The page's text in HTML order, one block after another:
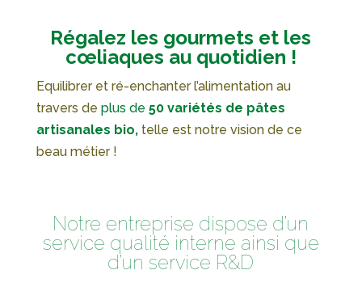
Régalez les gourmets et les
cœliaques au quotidien !
Equilibrer et ré-enchanter l’alimentation au
travers de plus de 50 variétés de pâtes
artisanales bio,telle est notre vision de ce
beau métier !
Notre entreprise dispose d’un
service qualité interne ainsi que
d’un service R&D